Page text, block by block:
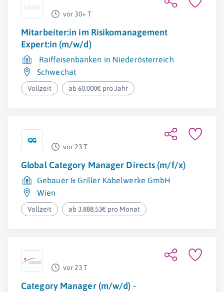
vor 30+ T
Mitarbeiter:in im Risikomanagement
Expert:in (m/w/d)
Raiffeisenbanken in Niederösterreich
Schwechat
Vollzeit ab 60.000€ pro Jahr
vor 23 T
Global Category Manager Directs (m/f/x)
Gebauer & Griller Kabelwerke GmbH
Wien
Vollzeit ab 3.888,53€ pro Monat
vor 23 T
Category Manager (m/w/d) -